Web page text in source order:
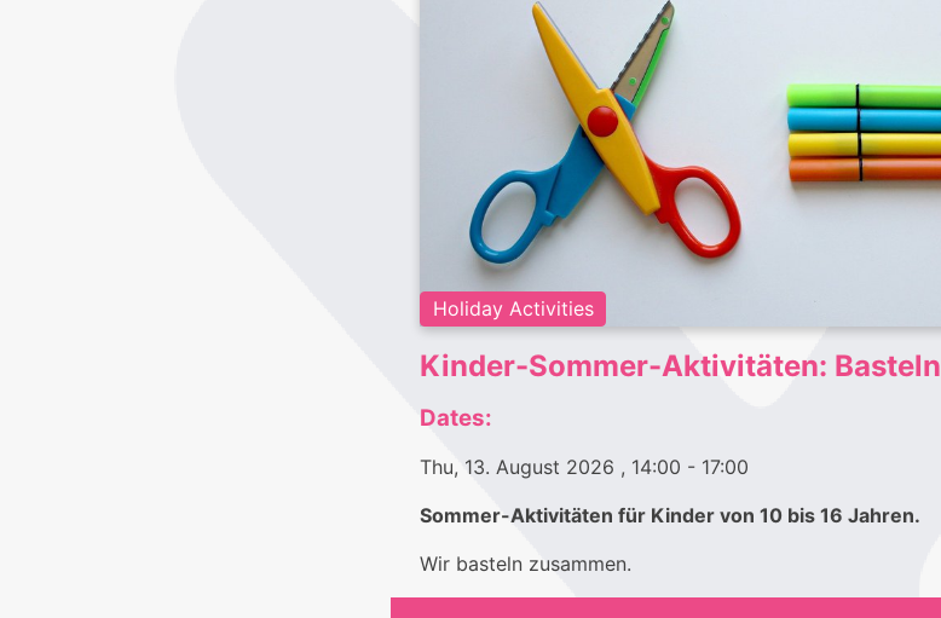
Holiday Activities
Kinder-Sommer-Aktivitäten: Basteln
Dates:
Thu, 13. August 2026 , 14:00 - 17:00
Sommer-Aktivitäten für Kinder von 10 bis 16 Jahren.
Wir basteln zusammen.